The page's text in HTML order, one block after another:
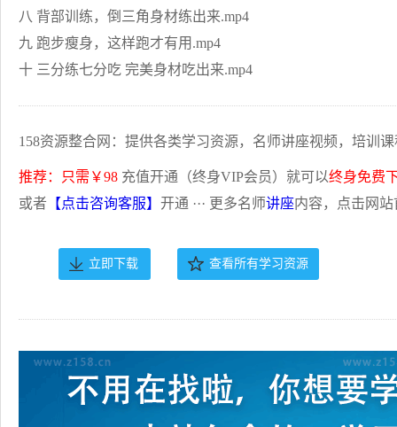
八 背部训练，倒三角身材练出来.mp4
九 跑步瘦身，这样跑才有用.mp4
十 三分练七分吃 完美身材吃出来.mp4
158资源整合网：提供各类学习资源，名师讲座视频，培训
推荐：只需￥98 充值开通（终身VIP会员）就可以终身免费
或者 【点击咨询客服】 开通 ··· 更多名师讲座内容，点击网
立即下载 查看所有学习资源